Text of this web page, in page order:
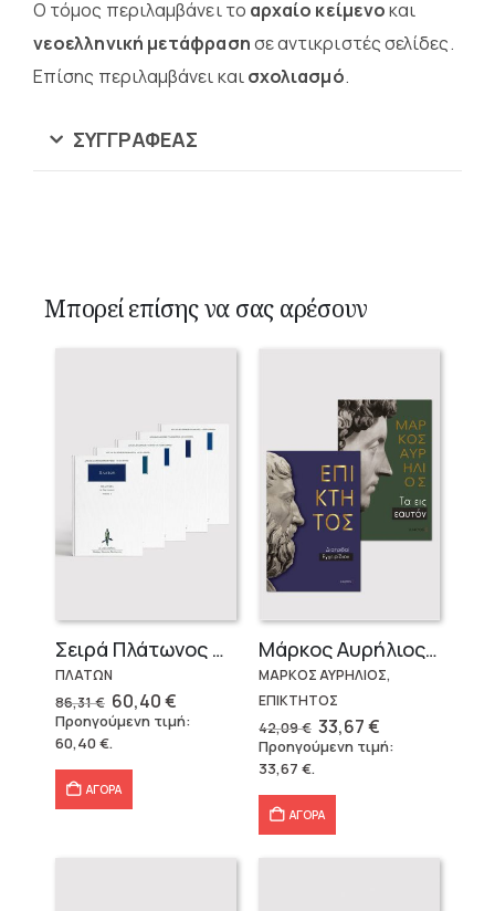
Ο τόμος περιλαμβάνει το αρχαίο κείμενοκαι
νεοελληνική μετάφρασησε αντικριστές σελίδες.
Επίσης περιλαμβάνει καισχολιασμό.
ΣΥΓΓΡΑΦΈΑΣ
Μπορεί επίσης να σας αρέσουν
Σειρά Πλάτωνος Πολιτεία
ΠΛΑΤΩΝ
86,31€ Original
price
was:
86,31 €.
60,40€Η
τρέχουσα
τιμή
Προηγούμενη τιμή:
60,40€.
ΑΓΟΡΑ
Μάρκος Αυρήλιος & Επίκτητος (Επίτομα)
ΜΑΡΚΟΣ ΑΥΡΗΛΙΟΣ,
ΕΠΙΚΤΗΤΟΣ
42,09€ Original
price
was:
33,67€Η
τρέχουσα
τιμή
Προηγούμενη τιμή:
33,67 €.
ΑΓΟΡΑ